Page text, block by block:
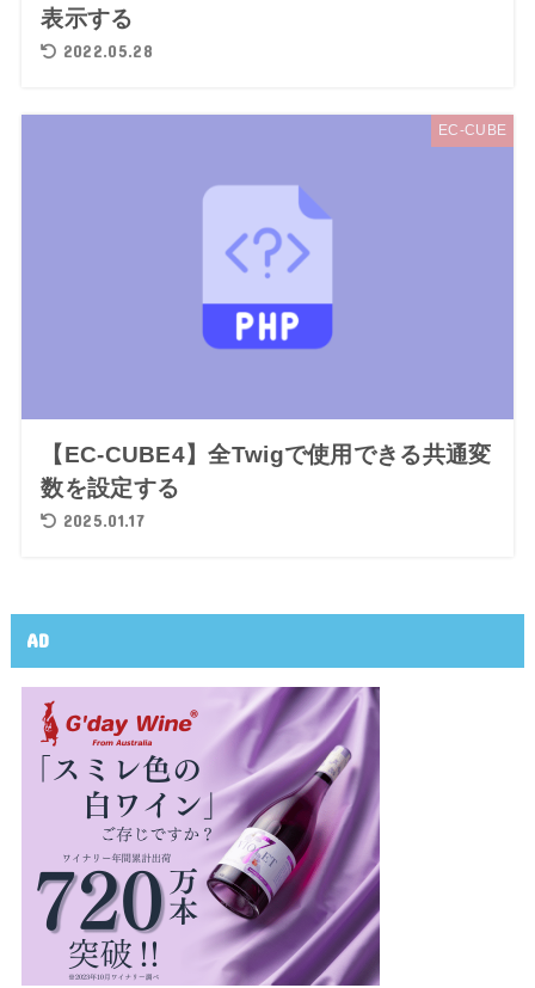
表示する
2022.05.28
EC-CUBE
【EC-CUBE4】全Twigで使用できる共通変
数を設定する
2025.01.17
AD